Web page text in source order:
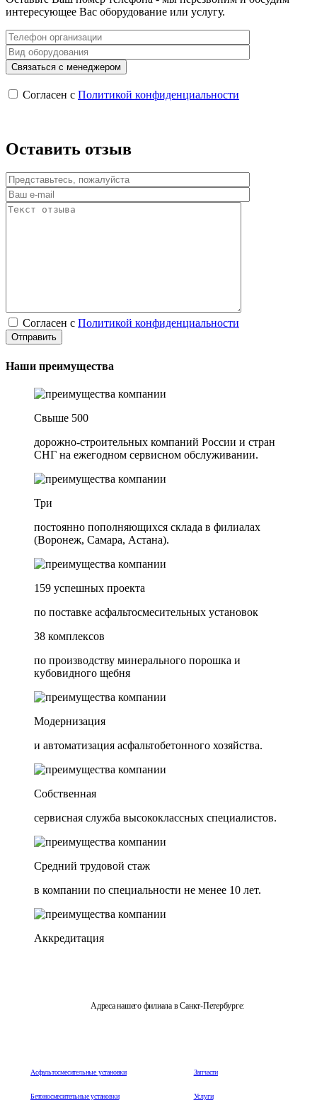
интересующее Вас оборудование или услугу.
Согласен с Политикой конфиденциальности
Оставить отзыв
Согласен с Политикой конфиденциальности
Наши преимущества
Свыше 500
дорожно-строительных компаний России и стран
СНГ на ежегодном сервисном обслуживании.
Три
постоянно пополняющихся склада в филиалах
(Воронеж, Самара, Астана).
159 успешных проекта
по поставке асфальтосмесительных установок
38 комплексов
по производству минерального порошка и
кубовидного щебня
Модернизация
и автоматизация асфальтобетонного хозяйства.
Собственная
сервисная служба высококлассных специалистов.
Средний трудовой стаж
в компании по специальности не менее 10 лет.
Аккредитация
Адреса нашего филиала в Санкт-Петербурге:
Асфальтосмесительные установки
Бетоносмесительные установки
Запчасти
Услуги